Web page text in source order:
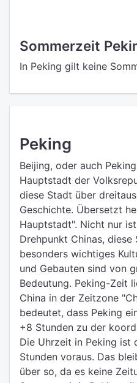
Sommerzeit
In Peking gilt keine
Peking
Beijing, oder auch
Hauptstadt der
diese Stadt über
Geschichte. Übersetzt
Hauptstadt". Nicht nur
Drehpunkt Chinas,
besonders wichtiges
und Gebauten sind von
Bedeutung. Peking-Zeit
China in der Zeitzone
bedeutet, dass Peking
+8 Stunden zu der
Die Uhrzeit in Peking ist
Stunden voraus. Das
über so, da es keine